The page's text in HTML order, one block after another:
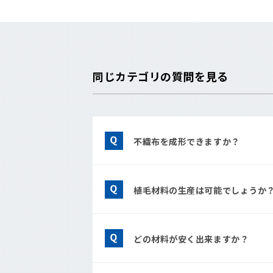
同じカテゴリの質問を見る
不織布を成形できますか？
植毛材料の生産は可能でしょうか
どの材料が安く出来ますか？